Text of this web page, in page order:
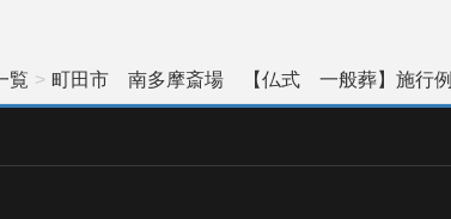
覧 町田市 南多摩斎場 【仏式 一般葬】施行例